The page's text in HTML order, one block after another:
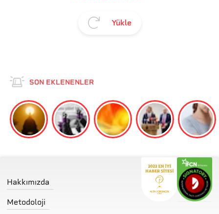
Yükle
SON EKLENENLER
Hakkımızda
Metodoloji